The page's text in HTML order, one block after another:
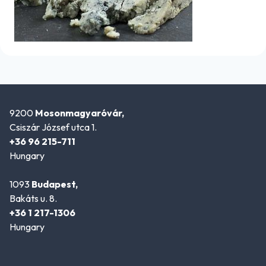
9200 Mosonmagyaróvár,
Csiszár József utca 1.
+36 96 215-711
Hungary
1093 Budapest,
Bakáts u. 8.
+36 1 217-1306
Hungary